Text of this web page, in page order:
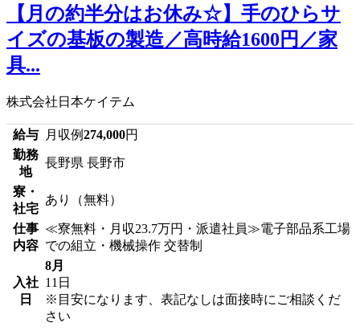
【月の約半分はお休み☆】手のひらサ
イズの基板の製造／高時給1600円／家
具...
株式会社日本ケイテム
給与 月収例274,000円
勤務
地
長野県 長野市
寮・
社宅
あり（無料）
仕事
内容
≪寮無料・月収23.7万円・派遣社員≫電子部品系工場
での組立・機械操作 交替制
入社
日
8月
11日
※目安になります、表記なしは面接時にご相談くだ
さい